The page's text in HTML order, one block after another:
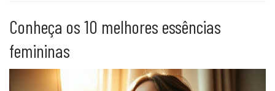
Conheça os 10 melhores essências
femininas